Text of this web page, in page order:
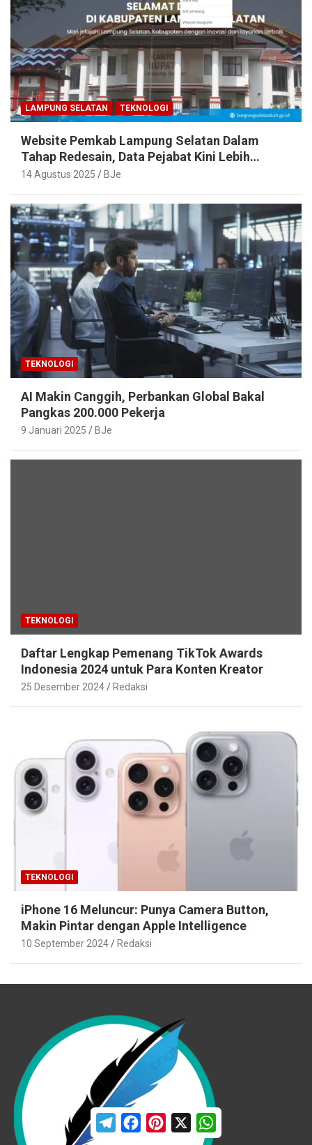
LAMPUNG SELATAN TEKNOLOGI
Website Pemkab Lampung Selatan Dalam
Tahap Redesain, Data Pejabat Kini Lebih
Mudah Diakses
14 Agustus 2025 BJe
TEKNOLOGI
AI Makin Canggih, Perbankan Global Bakal
Pangkas 200.000 Pekerja
9 Januari 2025 BJe
TEKNOLOGI
Daftar Lengkap Pemenang TikTok Awards
Indonesia 2024 untuk Para Konten Kreator
25 Desember 2024 Redaksi
TEKNOLOGI
iPhone 16 Meluncur: Punya Camera Button,
Makin Pintar dengan Apple Intelligence
10 September 2024 Redaksi
T
P
X
a